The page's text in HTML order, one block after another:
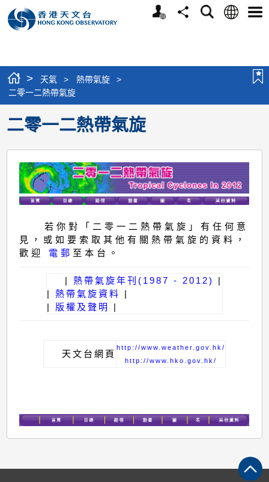
個
分
搜
語
選
> 天氣 > 熱帶氣旋
>
二零一二熱帶氣旋
二零一二熱帶氣旋
若你對「二零一二熱帶氣旋」有任何意
見，或如要索取其他有關熱帶氣旋的資料，
歡迎
電郵 至本台。
| 熱帶氣旋年刊(1987 - 2012)
|
|
熱帶氣旋資料
|
|
版權及聲明 |
天文台網頁
http://www.weather.gov.hk/
http://www.hko.gov.hk/